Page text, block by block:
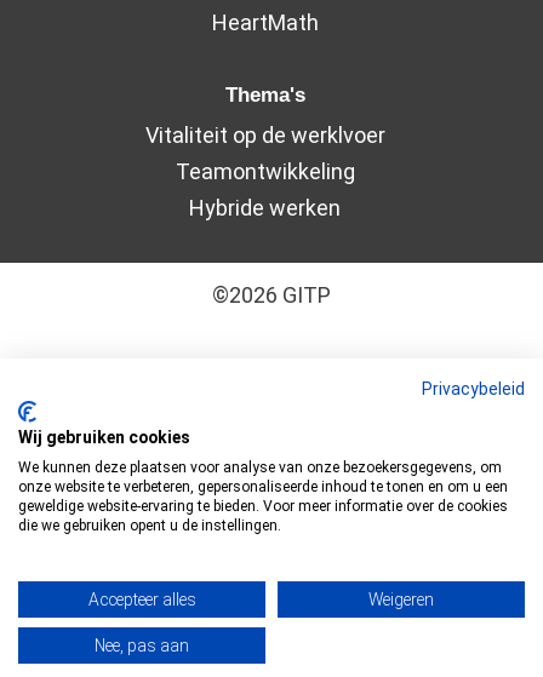
HeartMath
Thema's
Vitaliteit op de werklvoer
Teamontwikkeling
Hybride werken
©2026 GITP
Privacyverklaring
GITP is ISO 9001:2015 en ISO 27001:2022
gecertificeerd
Privacybeleid
Wij gebruiken cookies
We kunnen deze plaatsen voor analyse van onze bezoekersgegevens, om
onze website te verbeteren, gepersonaliseerde inhoud te tonen en om u een
geweldige website-ervaring te bieden. Voor meer informatie over de cookies
die we gebruiken opent u de instellingen.
Accepteer alles Weigeren
Nee, pas aan